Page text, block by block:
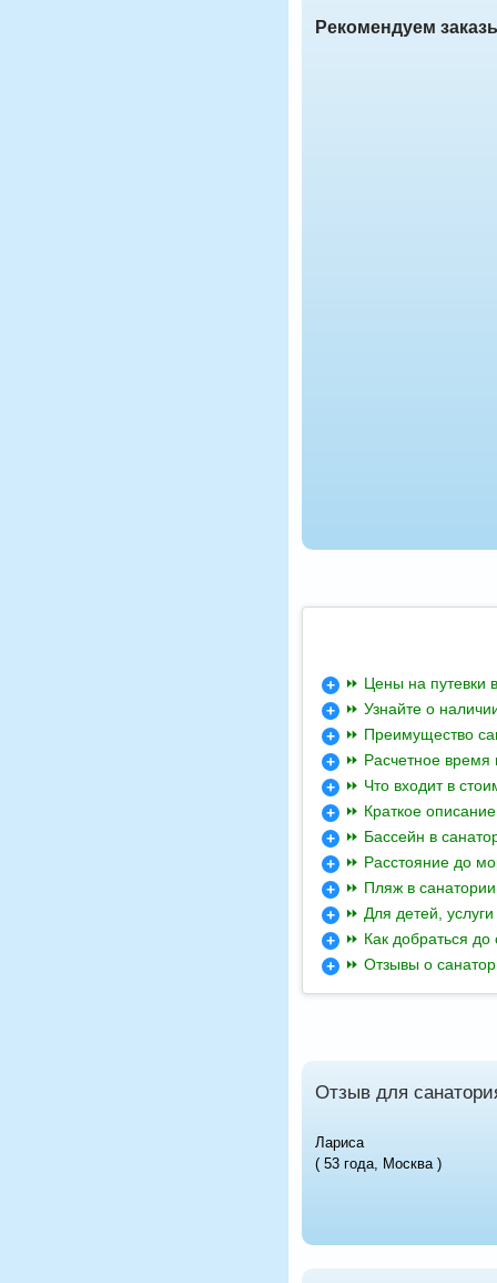
Рекомендуем
⏩ Цены на путевки
⏩ Узнайте о
⏩ Преимущество
⏩ Расчетное
⏩ Что входит в
⏩ Краткое
⏩ Бассейн в
⏩ Расстояние до
⏩ Пляж в
⏩ Для детей,
⏩ Как добраться до
⏩ Отзывы о
Отзыв для
Лариса
( 53 года, Москва )